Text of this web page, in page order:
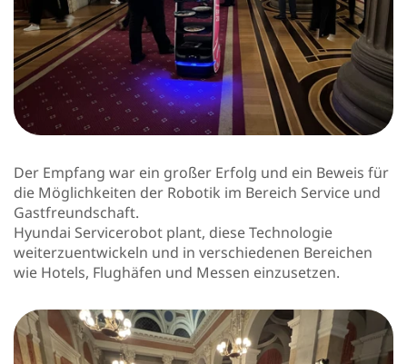
Der Empfang war ein großer Erfolg und ein Beweis für
die Möglichkeiten der Robotik im Bereich Service und
Gastfreundschaft.
Hyundai Servicerobot plant, diese Technologie
weiterzuentwickeln und in verschiedenen Bereichen
wie Hotels, Flughäfen und Messen einzusetzen.